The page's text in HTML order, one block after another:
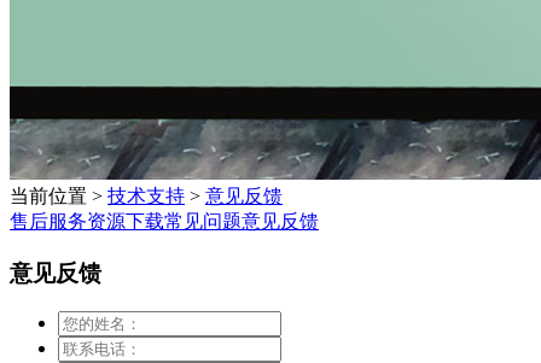
当前位置 > 技术支持 > 意见反馈
售后服务资源下载常见问题意见反馈
意见反馈